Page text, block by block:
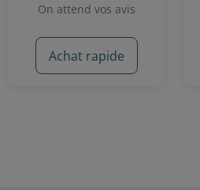
On attend vos avis
Achat rapide